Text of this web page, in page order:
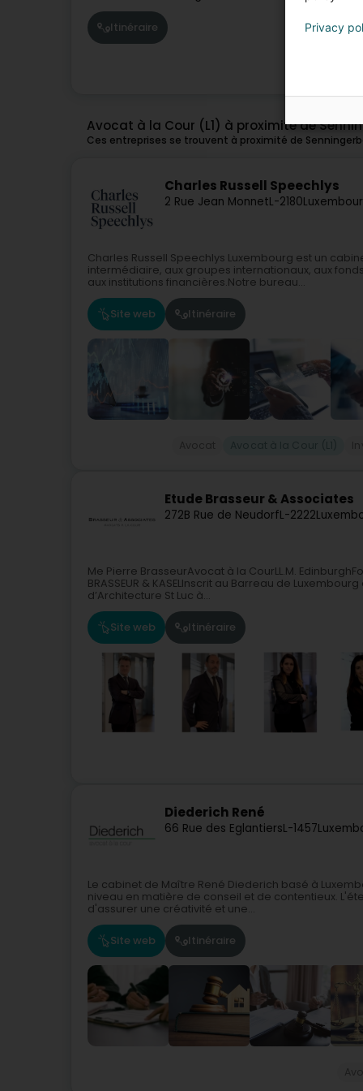
Itinéraire
Avocat à la Cour (L1) à proximité de
Ces entreprises se trouvent à proximité de
Charles Russell Speechlys
2 Rue Jean MonnetL-2180
Charles Russell Speechlys Luxembourg est un
intermédiaire, aux groupes internationaux, aux
aux institutions financières.Notre bureau...
Site web Itinéraire
Etude Brasseur & Associates
272B Rue de NeudorfL-2222
Me Pierre BrasseurAvocat à la CourLL.M.
BRASSEUR & KASELInscrit au Barreau de
d’Architecture St Luc à...
Site web Itinéraire
Diederich René
66 Rue des EglantiersL-1457
Le cabinet de Maître René Diederich basé à
niveau en matière de conseil et de contentieux.
d'assurer une créativité et une...
Site web Itinéraire
Privacy